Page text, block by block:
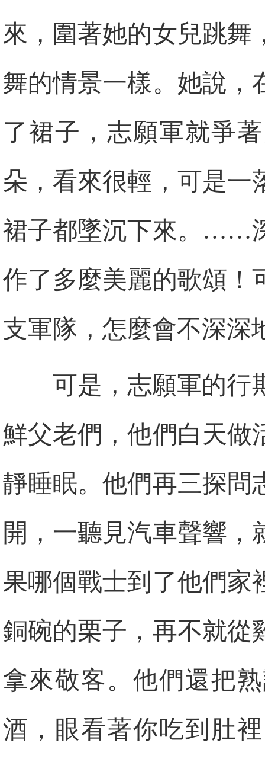
來，圍著她的女兒跳舞
舞的情景一樣。她說，
了裙子，志願軍就爭
朵，看來很輕，可是一
裙子都墜沉下來。……
作了多麼美麗的歌頌！
支軍隊，怎麼會不深深
可是，志願軍的行
鮮父老們，他們白天做
靜睡眠。他們再三探問
開，一聽見汽車聲響，
果哪個戰士到了他們家
銅碗的栗子，再不就從
拿來敬客。他們還把
酒，眼看著你吃到肚